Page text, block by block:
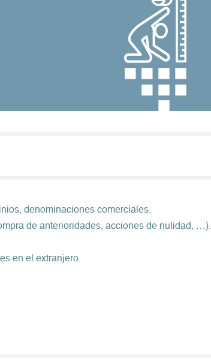
denominaciones comerciales.
de anterioridades, acciones de nulidad, …).
en el extranjero.